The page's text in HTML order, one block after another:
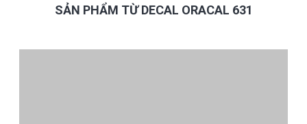
SẢN PHẨM TỪ DECAL ORACAL 631